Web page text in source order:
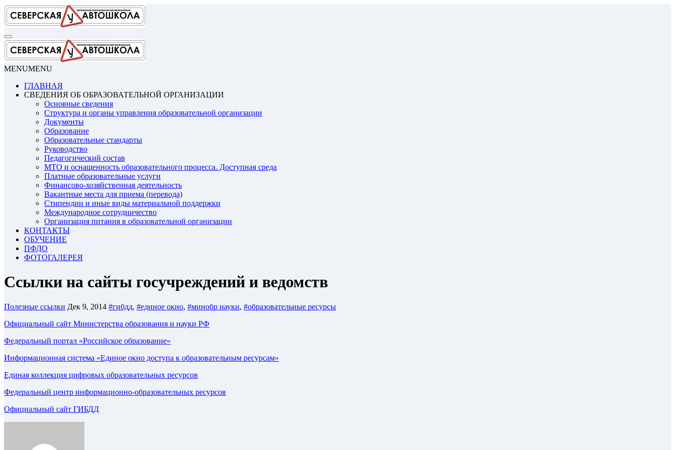
Перейти
содержимому
MENUMENU
ГЛАВНАЯ
СВЕДЕНИЯ ОБ ОБРАЗОВАТЕЛЬНОЙ ОРГАНИЗАЦИИ
Основные сведения
Структура и органы управления образовательной организации
Документы
Образование
Образовательные стандарты
Руководство
Педагогический состав
МТО и оснащенность образовательного процесса. Доступная среда
Платные образовательные услуги
Финансово-хозяйственная деятельность
Вакантные места для приема (перевода)
Стипендии и иные виды материальной поддержки
Международное сотрудничество
Организация питания в образовательной организации
КОНТАКТЫ
ОБУЧЕНИЕ
ПФДО
ФОТОГАЛЕРЕЯ
Ссылки на сайты госучреждений и ведомств
Полезные ссылки Дек 9, 2014 #гибдд, #единое окно, #минобр науки, #образовательные ресурсы
Официальный сайт Министерства образования и науки РФ
Федеральный портал «Российское образование»
Информационная система «Единое окно доступа к образовательным ресурсам»
Единая коллекция цифровых образовательных ресурсов
Федеральный центр информационно-образовательных ресурсов
Официальный сайт ГИБДД